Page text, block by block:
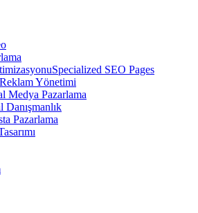
Specialized SEO Pages
Yönetimi
Medya Pazarlama
Danışmanlık
Pazarlama